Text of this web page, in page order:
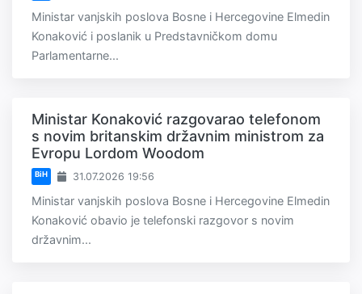
Ministar vanjskih poslova Bosne i Hercegovine Elmedin
Konaković i poslanik u Predstavničkom domu
Parlamentarne...
Ministar Konaković razgovarao telefonom
s novim britanskim državnim ministrom za
Evropu Lordom Woodom
BiH 31.07.2026 19:56
Ministar vanjskih poslova Bosne i Hercegovine Elmedin
Konaković obavio je telefonski razgovor s novim
državnim...